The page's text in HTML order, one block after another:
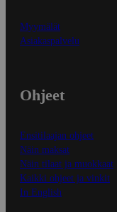
Myymälät
Asiakaspalvelu
Ohjeet
Ensitilaajan ohjeet
Näin maksat
Näin tilaat ja muokkaat
Kaikki ohjeet ja vinkit
In English